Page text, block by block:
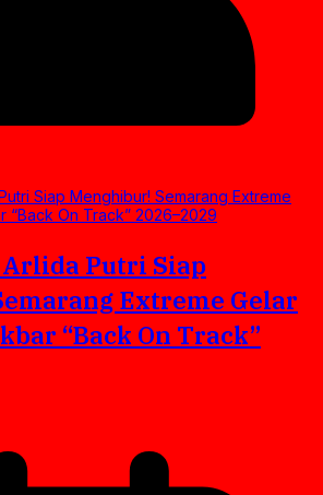
Arlida Putri Siap
Extreme Gelar
“Back On Track”